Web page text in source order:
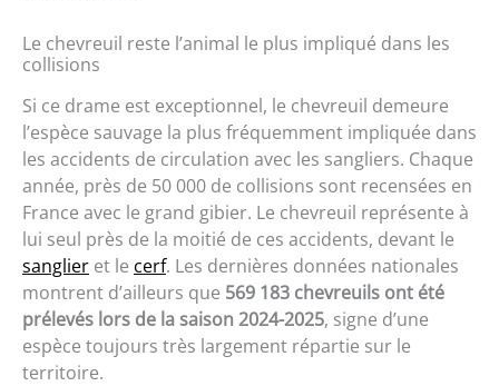
Le chevreuil reste l’animal le plus impliqué dans les
collisions
Si ce drame est exceptionnel, le chevreuil demeure
l’espèce sauvage la plus fréquemment impliquée dans
les accidents de circulation avec les sangliers. Chaque
année, près de 50 000 de collisions sont recensées en
France avec le grand gibier. Le chevreuil représente à
lui seul près de la moitié de ces accidents, devant le
sanglier et le cerf. Les dernières données nationales
montrent d’ailleurs que 569 183 chevreuils ont été
prélevés lors de la saison 2024-2025, signe d’une
espèce toujours très largement répartie sur le
territoire.